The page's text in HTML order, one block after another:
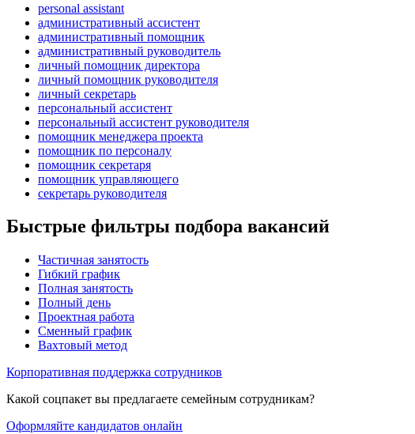
personal assistant
административный ассистент
административный помощник
административный руководитель
личный помощник директора
личный помощник руководителя
личный секретарь
персональный ассистент
персональный ассистент руководителя
помощник менеджера проекта
помощник по персоналу
помощник секретаря
помощник управляющего
секретарь руководителя
Быстрые фильтры подбора вакансий
Частичная занятость
Гибкий график
Полная занятость
Полный день
Проектная работа
Сменный график
Вахтовый метод
Корпоративная поддержка сотрудников
Какой соцпакет вы предлагаете семейным сотрудникам?
Оформляйте кандидатов онлайн